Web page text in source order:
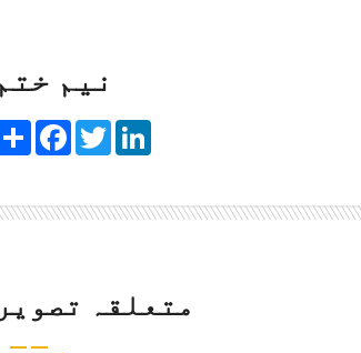
نیم ختم
Share Facebook
Twitter
متعلقہ تصویر